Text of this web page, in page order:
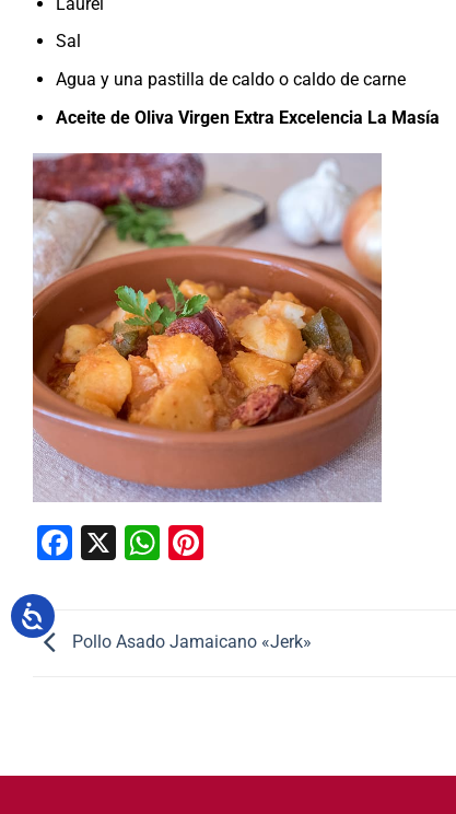
Sal
Agua y una pastilla de caldo o caldo de carne
Aceite de Oliva Virgen Extra Excelencia La Masía
Facebook
X WhatsApp
Pollo Asado Jamaicano «Jerk»